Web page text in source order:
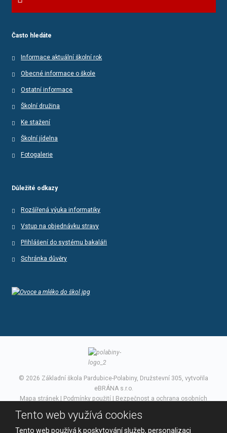
Často hledáte
Informace aktuální školní rok
Obecné informace o škole
Ostatní informace
Školní družina
Ke stažení
Školní jídelna
Fotogalerie
Důležité odkazy
Rozšířená výuka informatiky
Vstup na objednávku stravy
Přihlášení do systému bakaláři
Schránka důvěry
© 2026 Základní škola Pardubice-Polabiny, Družstevní 305, vytvořila
eBRÁNA s.r.o.
Mapa stránek
Podmínky použití
Bezpečnost a ochrana osobních
Tento web využívá cookies
Tento web používá k poskytování služeb, personalizaci